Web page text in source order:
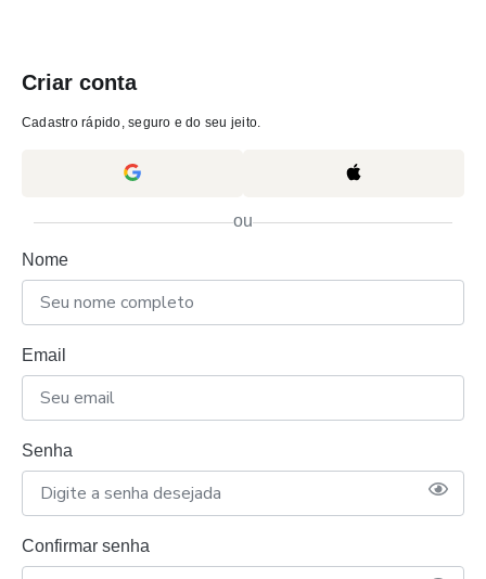
Criar conta
Cadastro rápido, seguro e do seu jeito.
ou
Nome
Email
Senha
Confirmar senha